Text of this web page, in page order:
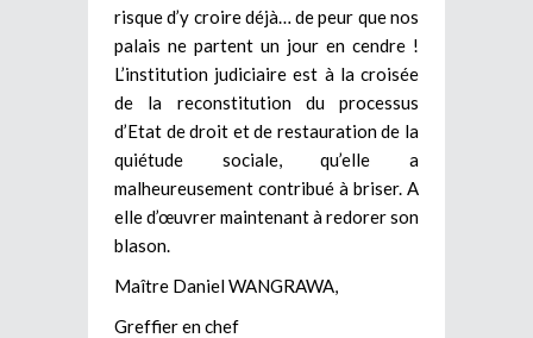
risque d’y croire déjà… de peur que nos
palais ne partent un jour en cendre !
L’institution judiciaire est à la croisée
de la reconstitution du processus
d’Etat de droit et de restauration de la
quiétude sociale, qu’elle a
malheureusement contribué à briser. A
elle d’œuvrer maintenant à redorer son
blason.
Maître Daniel WANGRAWA,
Greffier en chef